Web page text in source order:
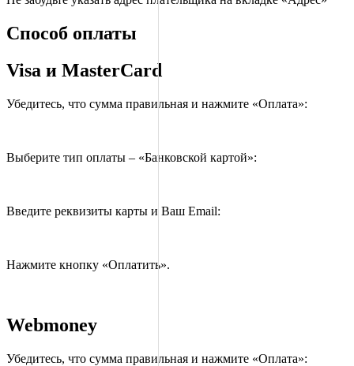
Способ оплаты
Visa и MasterCard
Убедитесь, что сумма правильная и нажмите «Оплата»:
Выберите тип оплаты – «Банковской картой»:
Введите реквизиты карты и Ваш Email:
Нажмите кнопку «Оплатить».
Webmoney
Убедитесь, что сумма правильная и нажмите «Оплата»: